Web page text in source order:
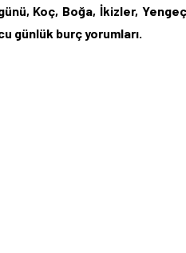
Koç, Boğa, İkizler,
günlük burç yorumları.